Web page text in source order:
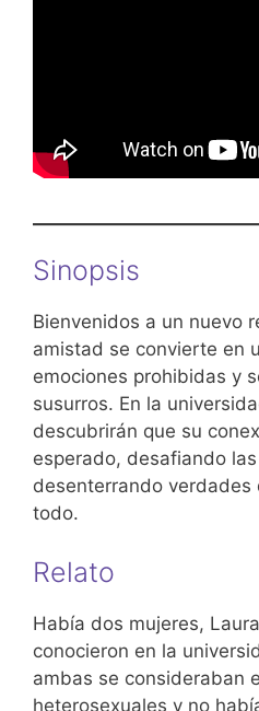
Sinopsis
Bienvenidos a un nuevo
amistad se convierte en
emociones prohibidas y
susurros. En la
descubrirán que su
esperado, desafiando
desenterrando verdades
todo.
Relato
Había dos mujeres,
conocieron en la
ambas se consideraban
heterosexuales y no